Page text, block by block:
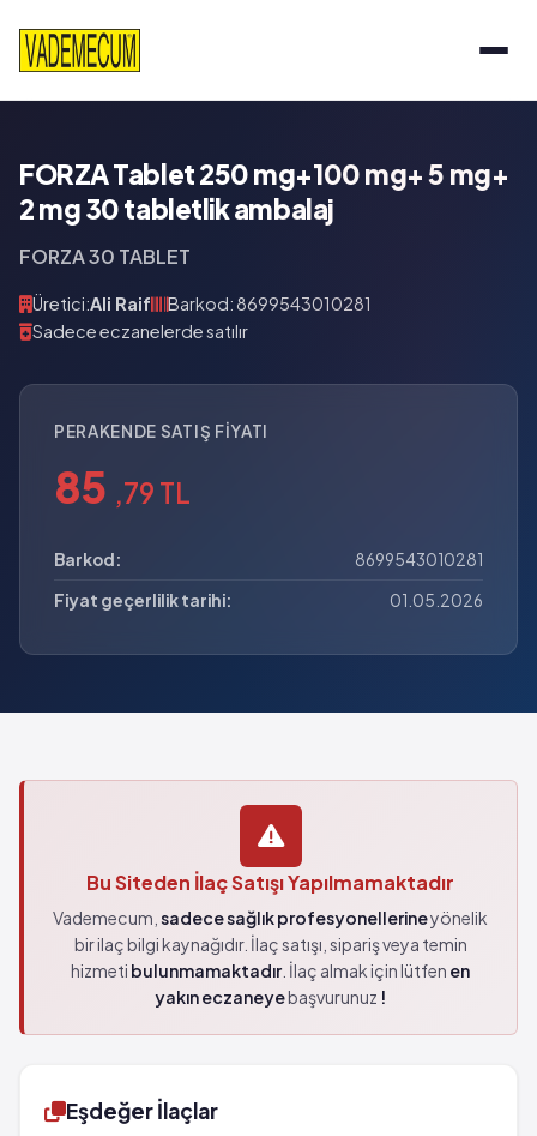
FORZA Tablet 250 mg+100 mg+ 5 mg+
2 mg 30 tabletlik ambalaj
FORZA 30 TABLET
Üretici:Ali Raif
Barkod: 8699543010281
Sadece eczanelerde satılır
PERAKENDE SATIŞ FIYATI
85 ,79 TL
Barkod:
8699543010281
Fiyat geçerlilik tarihi:
01.05.2026
Bu Siteden İlaç Satışı Yapılmamaktadır
Vademecum, sadece sağlık profesyonellerineyönelik
bir ilaç bilgi kaynağıdır. İlaç satışı, sipariş veya temin
hizmeti bulunmamaktadır. İlaç almak için lütfen en
yakın eczaneyebaşvurunuz !
Eşdeğer İlaçlar